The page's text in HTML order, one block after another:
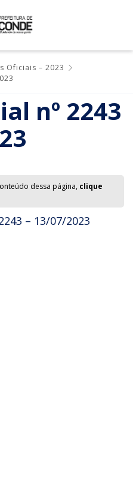
Oficiais – 2023
nº 2243
dessa página, clique
– 13/07/2023